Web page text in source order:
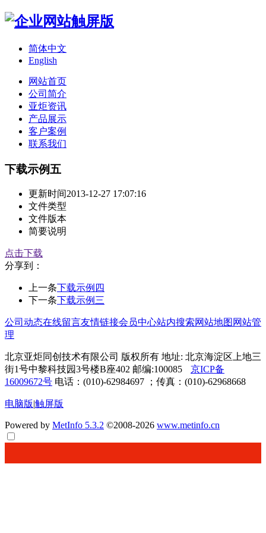
简体中文
English
网站首页
公司简介
亚炬资讯
产品展示
客户案例
联系我们
下载示例五
更新时间2013-12-27 17:07:16
文件类型
文件版本
简要说明
点击下载
分享到：
上一条下载示例四
下一条下载示例三
公司动态在线留言友情链接会员中心站内搜索网站地图 网站管
理
北京亚炬同创技术有限公司 版权所有 地址: 北京海淀区上地三
街1号中黎科技园3号楼B座402 邮编:100085
京ICP备
16009672号 电话：(010)-62984697 ；传真：(010)-62968668
电脑版|触屏版
Powered by MetInfo 5.3.2 ©2008-2026 www.metinfo.cn